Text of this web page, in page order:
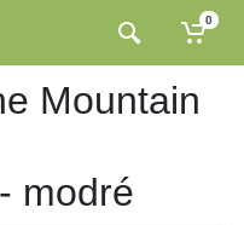
0
Mountain
modré